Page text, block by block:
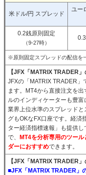
米ドル/円 スプレッド
ユー
0.2銭原則固定
（9-27時）
※原則固定スプレッドの配信を
【JFX「MATRIX TRADER
JFXの「MATRIX TRADER」
ます。MT4から直接注文を
ルのインディケーターも豊
業界上位水準のスプレッド
グもOKなFX口座です。経済
ター経済指標速報」も提供
で、
MT4を分析専用のツー
ダーにおすすめできます。
【JFX「MATRIX TRADER」
■JFX「MATRIX TRADER」